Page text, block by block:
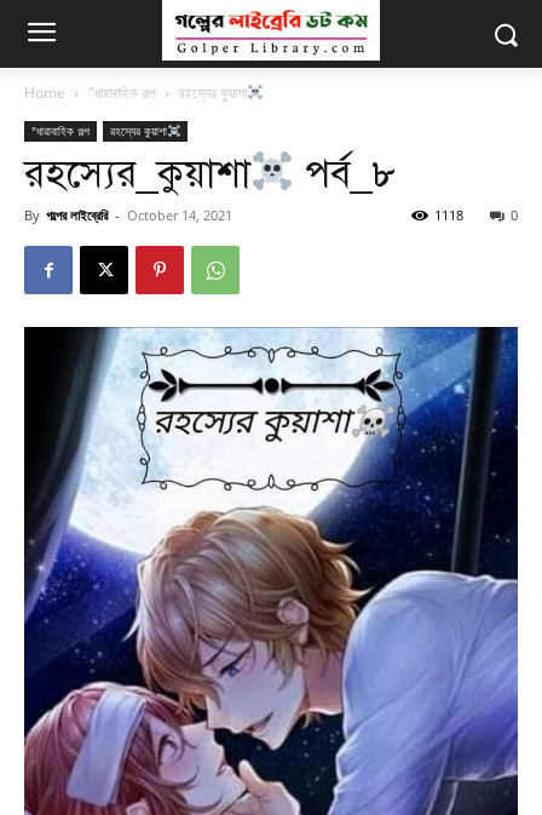
Home "ধারাবাহিক গল্প রহস্যের কুয়াশা
"ধারাবাহিক গল্প রহস্যের কুয়াশা
রহস্যের_কুয়াশা পর্ব_৮
By গল্পের লাইব্রেরি - October 14, 2021 0
1118